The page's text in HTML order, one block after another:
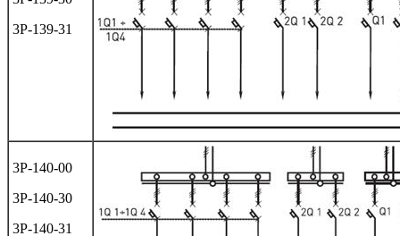
3Р-139-31
3Р-140-00
3Р-140-30
3Р-140-31